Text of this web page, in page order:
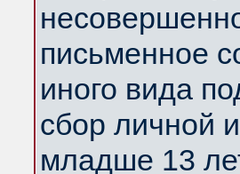
письменное
иного вида
сбор личной
младше 13